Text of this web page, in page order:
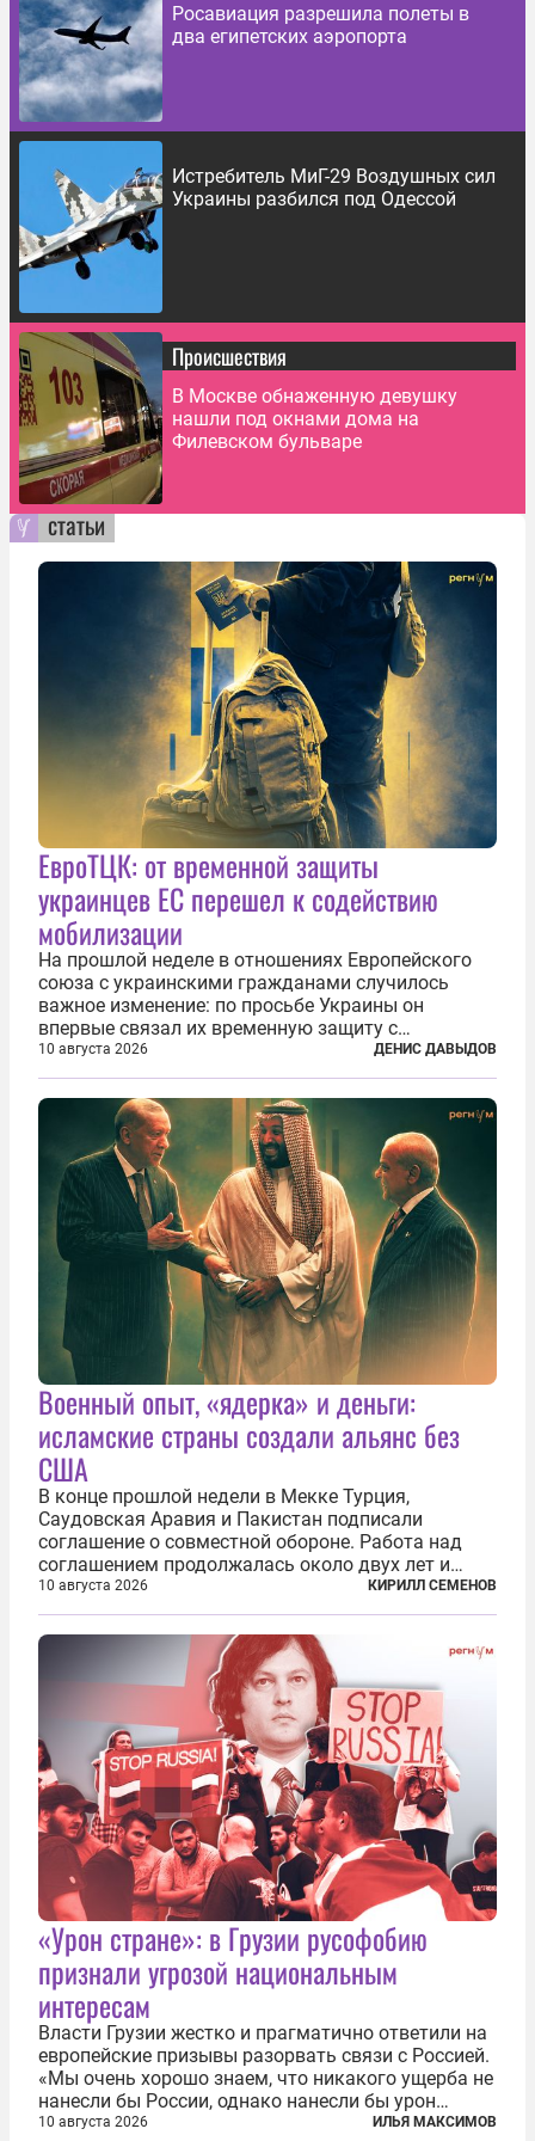
Росавиация разрешила полеты в
два египетских аэропорта
Истребитель МиГ-29 Воздушных сил
Украины разбился под Одессой
Происшествия
В Москве обнаженную девушку
нашли под окнами дома на
Филевском бульваре
статьи
ЕвроТЦК: от временной защиты
украинцев ЕС перешел к содействию
мобилизации
На прошлой неделе в отношениях Европейского
союза с украинскими гражданами случилось
важное изменение: по просьбе Украины он
впервые связал их временную защиту с
воинскими обязанностями на родине. С 5 августа
страны ЕС должны учитывать выполнение
гражданами Украины воинских обязанностей при
решении...
10 августа 2026 ДЕНИС ДАВЫДОВ
Военный опыт, «ядерка» и деньги:
исламские страны создали альянс без
США
В конце прошлой недели в Мекке Турция,
Саудовская Аравия и Пакистан подписали
соглашение о совместной обороне. Работа над
соглашением продолжалась около двух лет и
восьми месяцев, и министр иностранных дел
Турции Хакан Фидан назвал его историческим
шагом к созданию новой региональной
10 августа 2026 КИРИЛЛ СЕМЕНОВ
«Урон стране»: в Грузии русофобию
признали угрозой национальным
интересам
Власти Грузии жестко и прагматично ответили на
европейские призывы разорвать связи с Россией.
«Мы очень хорошо знаем, что никакого ущерба не
нанесли бы России, однако нанесли бы урон
собственной стране, народу, тем семьям и людям,
10 августа 2026 ИЛЬЯ МАКСИМОВ